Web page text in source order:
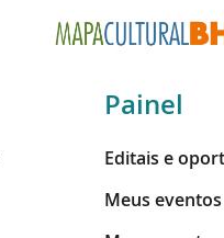
Painel
Editais e
Meus eventos